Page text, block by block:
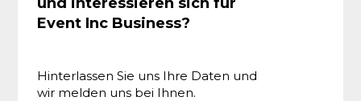
Event Inc Business?
Hinterlassen Sie uns Ihre Daten und
wir melden uns bei Ihnen.